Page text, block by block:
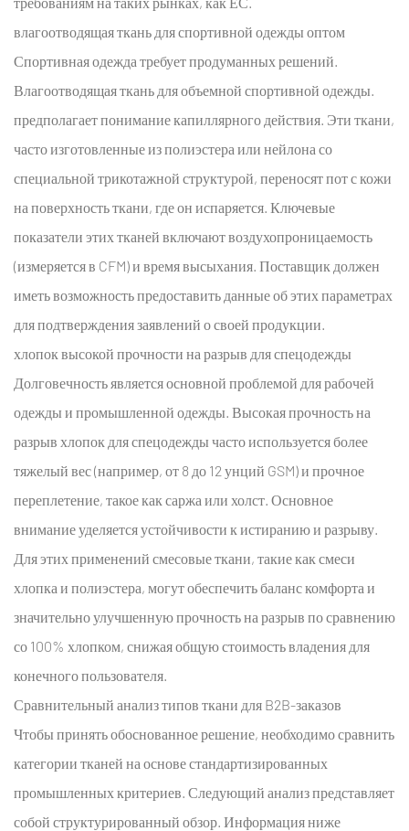
влагоотводящая ткань для спортивной одежды оптом
Спортивная одежда требует продуманных решений.
Влагоотводящая ткань для объемной спортивной одежды.
предполагает понимание капиллярного действия. Эти ткани,
часто изготовленные из полиэстера или нейлона со
специальной трикотажной структурой, переносят пот с кожи
на поверхность ткани, где он испаряется. Ключевые
показатели этих тканей включают воздухопроницаемость
(измеряется в CFM) и время высыхания. Поставщик должен
иметь возможность предоставить данные об этих параметрах
для подтверждения заявлений о своей продукции.
хлопок высокой прочности на разрыв для спецодежды
Долговечность является основной проблемой для рабочей
одежды и промышленной одежды. Высокая прочность на
разрыв хлопок для спецодежды часто используется более
тяжелый вес (например, от 8 до 12 унций GSM) и прочное
переплетение, такое как саржа или холст. Основное
внимание уделяется устойчивости к истиранию и разрыву.
Для этих применений смесовые ткани, такие как смеси
хлопка и полиэстера, могут обеспечить баланс комфорта и
значительно улучшенную прочность на разрыв по сравнению
со 100% хлопком, снижая общую стоимость владения для
конечного пользователя.
Сравнительный анализ типов ткани для B2B-заказов
Чтобы принять обоснованное решение, необходимо сравнить
категории тканей на основе стандартизированных
промышленных критериев. Следующий анализ представляет
собой структурированный обзор. Информация ниже